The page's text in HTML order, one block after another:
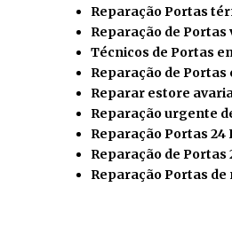
Reparação Portas
Reparação de
Técnicos de Portas
Reparação de
Reparar estore
Reparação urgente
Reparação Portas
Reparação de
Reparação Portas